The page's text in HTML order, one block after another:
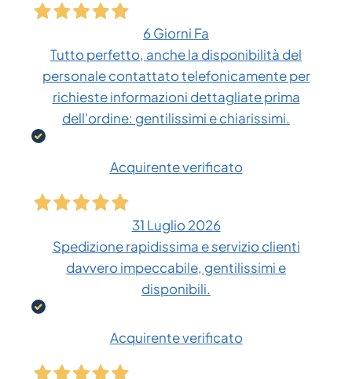
6 Giorni Fa
Tutto perfetto, anche la disponibilità del
personale contattato telefonicamente per
richieste informazioni dettagliate prima
dell'ordine: gentilissimi e chiarissimi.
Acquirente verificato
31 Luglio 2026
Spedizione rapidissima e servizio clienti
davvero impeccabile, gentilissimi e
disponibili.
Acquirente verificato